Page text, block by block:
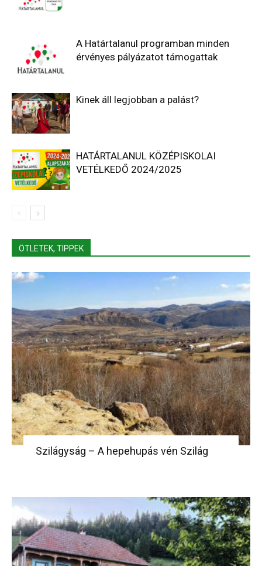
A Határtalanul programban minden
érvényes pályázatot támogattak
Kinek áll legjobban a palást?
HATÁRTALANUL KÖZÉPISKOLAI
VETÉLKEDŐ 2024/2025
ÖTLETEK, TIPPEK
Szilágyság – A hepehupás vén Szilág